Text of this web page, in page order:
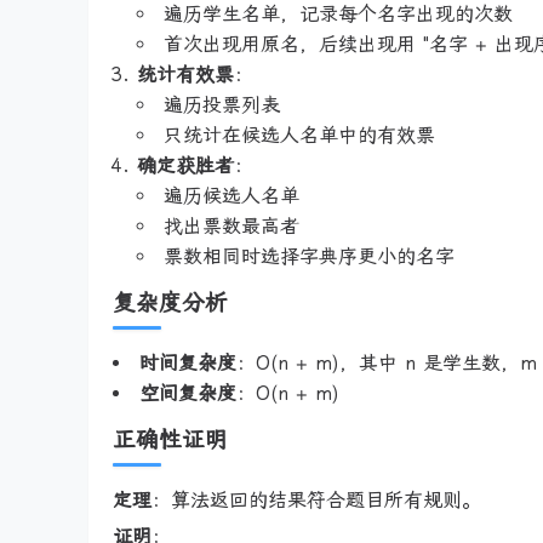
遍历学生名单，记录每个名字出现的次数
首次出现用原名，后续出现用 "名字 + 出现
统计有效票：
遍历投票列表
只统计在候选人名单中的有效票
确定获胜者：
遍历候选人名单
找出票数最高者
票数相同时选择字典序更小的名字
复杂度分析
时间复杂度：O(n + m)，其中 n 是学生数，m
空间复杂度：O(n + m)
正确性证明
定理：算法返回的结果符合题目所有规则。
证明 ：